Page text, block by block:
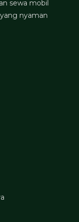
sewa mobil
nyaman